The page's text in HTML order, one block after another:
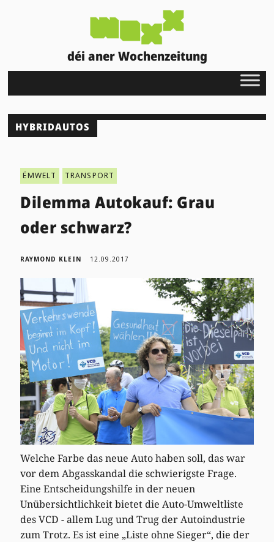
déi aner Wochenzeitung
HYBRIDAUTOS
ËMWELT TRANSPORT
Dilemma Autokauf: Grau
oder schwarz?
RAYMOND KLEIN 12.09.2017
Welche Farbe das neue Auto haben soll, das war
vor dem Abgasskandal die schwierigste Frage.
Eine Entscheidungshilfe in der neuen
Unübersichtlichkeit bietet die Auto-Umweltliste
des VCD - allem Lug und Trug der Autoindustrie
zum Trotz. Es ist eine „Liste ohne Sieger“, die der